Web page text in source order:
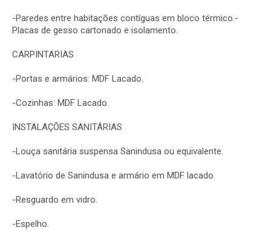
-Paredes entre habitações contíguas em bloco térmico.-
Placas de gesso cartonado e isolamento.
CARPINTARIAS
-Portas e armários: MDF Lacado.
-Cozinhas: MDF Lacado.
INSTALAÇÕES SANITÁRIAS
-Louça sanitária suspensa Sanindusa ou equivalente.
-Lavatório de Sanindusa e armário em MDF lacado.
-Resguardo em vidro.
-Espelho.